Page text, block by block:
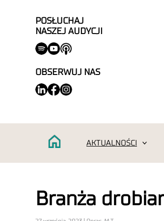
POSŁUCHAJ
NASZEJ AUDYCJI
OBSERWUJ NAS
AKTUALNOŚCI
Branża